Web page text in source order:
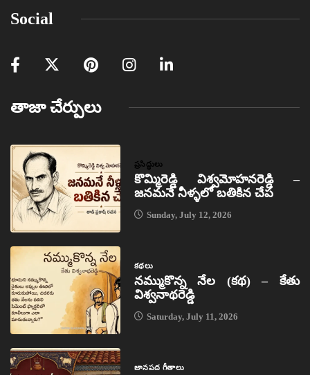
Social
తాజా చేర్పులు
ప్రసిద్ధులు
కొమ్మిరెడ్డి విశ్వమోహనరెడ్డి –
జనమనే నీళ్ళలో బతికిన చేప
Sunday, July 12, 2026
కథలు
నమ్ముకొన్న నేల (కథ) – కేతు
విశ్వనాథరెడ్డి
Saturday, July 11, 2026
జానపద గీతాలు